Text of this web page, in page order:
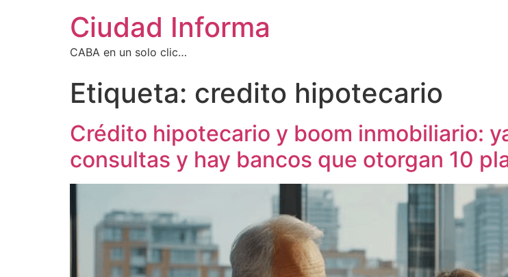
Ciudad Informa
CABA en un solo clic…
Etiqueta: credito hipotecario
Crédito hipotecario y boom inmobiliario:
consultas y hay bancos que otorgan 10